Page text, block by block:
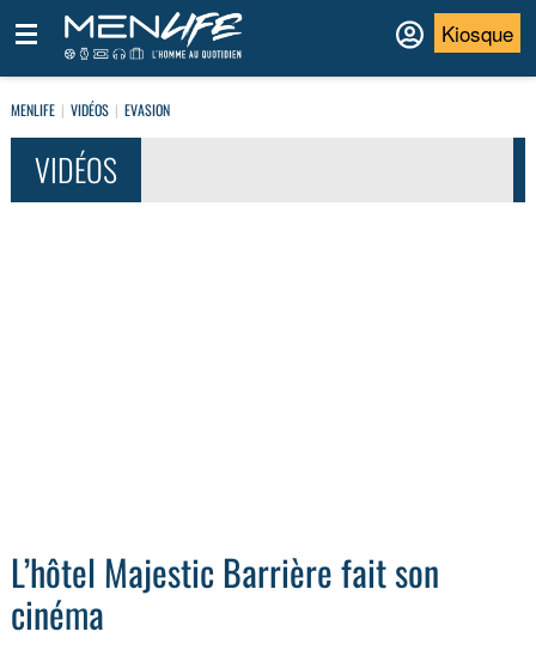
Kiosque
MENLIFE VIDÉOS EVASION
VIDÉOS
L’hôtel Majestic Barrière fait son
cinéma